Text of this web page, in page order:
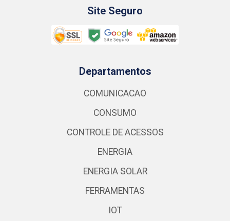
Site Seguro
Departamentos
COMUNICACAO
CONSUMO
CONTROLE DE ACESSOS
ENERGIA
ENERGIA SOLAR
FERRAMENTAS
IOT